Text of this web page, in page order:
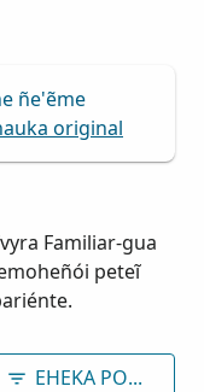
ñe'ẽme
original
Familiar-gua
peteĩ
EHEKA PORÃVE